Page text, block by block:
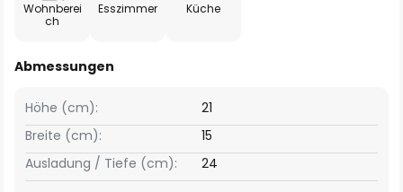
Wohnberei
ch
Esszimmer Küche
Abmessungen
Breite (cm): 15
Höhe (cm): 21
Ausladung / Tiefe (cm): 24